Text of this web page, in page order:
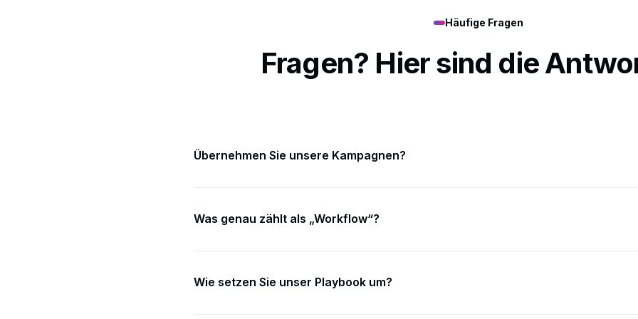
Häufige Fragen
Fragen? Hier sind die
Übernehmen Sie unsere Kampagnen?
Was genau zählt als „Workflow“?
dokumentieren.
Wie setzen Sie unser Playbook um?